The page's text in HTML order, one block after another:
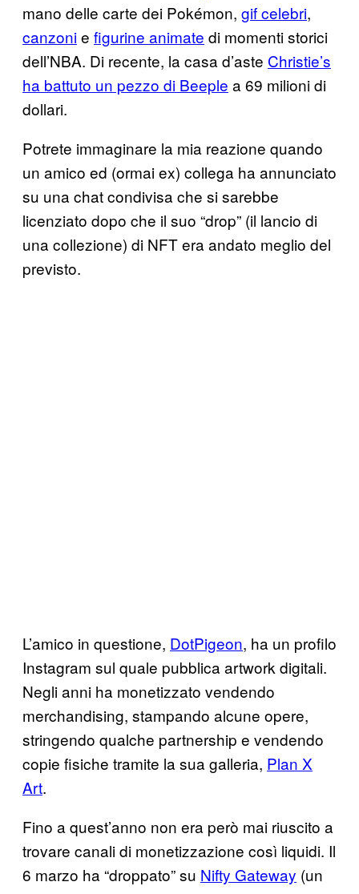
mano delle carte dei Pokémon, gif celebri,
canzonie figurine animate di momenti storici
dell’NBA. Di recente, la casa d’aste Christie’s
ha battuto un pezzo di Beeple a 69 milioni di
dollari.
Potrete immaginare la mia reazione quando
un amico ed (ormai ex) collega ha annunciato
su una chat condivisa che si sarebbe
licenziato dopo che il suo “drop” (il lancio di
una collezione) di NFT era andato meglio del
previsto.
L’amico in questione, DotPigeon, ha un profilo
Instagram sul quale pubblica artwork digitali.
Negli anni ha monetizzato vendendo
merchandising, stampando alcune opere,
stringendo qualche partnership e vendendo
copie fisiche tramite la sua galleria, Plan X
Art.
Fino a quest’anno non era però mai riuscito a
trovare canali di monetizzazione così liquidi. Il
6 marzo ha “droppato” su Nifty Gateway (un